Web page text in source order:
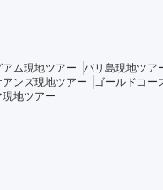
アム現地ツアー バリ島現地ツア
アンズ現地ツアー ゴールドコー
現地ツアー